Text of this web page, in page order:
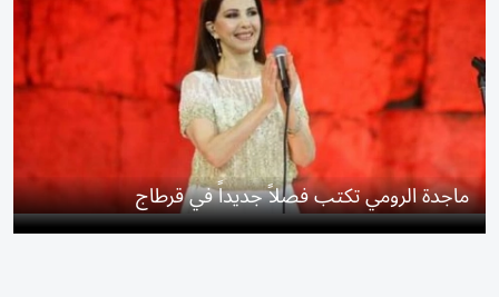
ماجدة الرومي تكتب فصلاً جديداً في قرطاج